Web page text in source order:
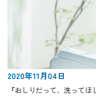
2020年11月04日
『おしりだって、洗って